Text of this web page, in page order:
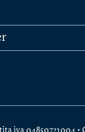
iva 04850721004 •